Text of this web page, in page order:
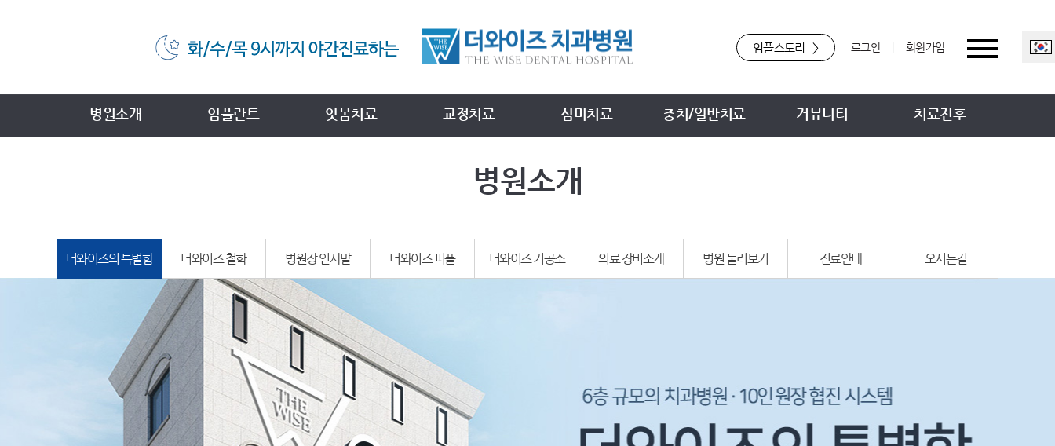
임플스토리 > 로그인 회원가입
병원소개 임플란트 잇몸치료 교정치료 심미치료 충치/일반치료 커뮤니티 치료전후
병원소개
더와이즈의 특별함 더와이즈 철학 병원장 인사말 더와이즈 피플 더와이즈 기공소 의료 장비소개 병원 둘러보기 진료안내 오시는길